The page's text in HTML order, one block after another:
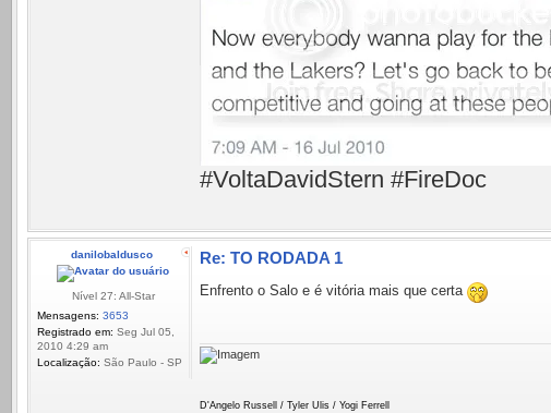
#VoltaDavidStern #FireDoc
danilobaldusco
Nível 27: All-Star
Mensagens: 3653
Registrado em: Seg Jul 05,
2010 4:29 am
Localização: São Paulo - SP
Re: TO RODADA 1
Enfrento o Salo e é vitória mais que certa
D'Angelo Russell / Tyler Ulis / Yogi Ferrell